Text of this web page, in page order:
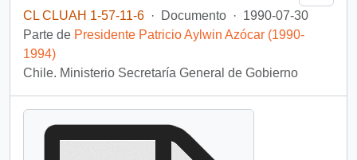
CL CLUAH 1-57-11-6 · Documento · 1990-07-30
Parte de Presidente Patricio Aylwin Azócar (1990-
1994)
Chile. Ministerio Secretaría General de Gobierno